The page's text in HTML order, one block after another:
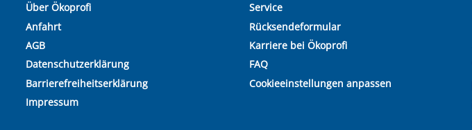
Über Ökoprofi
Anfahrt
AGB
Datenschutzerklärung
Barrierefreiheitserklärung
Impressum
Service
Rücksendeformular
Karriere bei Ökoprofi
FAQ
Cookieeinstellungen anpassen